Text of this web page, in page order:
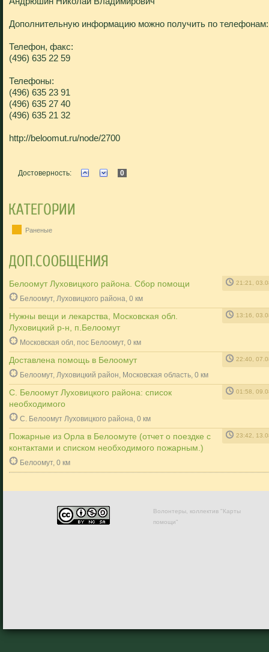
Дополнительную информацию можно получить по телефонам:
Телефон, факс:
(496) 635 22 59
Телефоны:
(496) 635 23 91
(496) 635 27 40
(496) 635 21 32
http://beloomut.ru/node/2700
Достоверность: 0
Раненые
Белоомут Луховицкого района. Сбор помощи 21:21,
Белоомут, Луховицкого района, 0 км
Нужны вещи и лекарства, Московская обл.
Луховицкий р-н, п.Белоомут
13:16,
Московская обл, пос Белоомут, 0 км
Доставлена помощь в Белоомут 22:40,
Белоомут, Луховицкий район, Московская область, 0 км
С. Белоомут Луховицкого района: список
необходимого
01:58,
С. Белоомут Луховицкого района, 0 км
Пожарные из Орла в Белоомуте (отчет о поездке с
контактами и списком необходимого пожарным.)
23:42,
Белоомут, 0 км
Волонтеры, коллектив "Карты
помощи"